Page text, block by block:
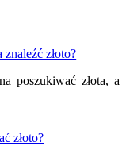
złoto?
poszukiwać złota, a
złoto?